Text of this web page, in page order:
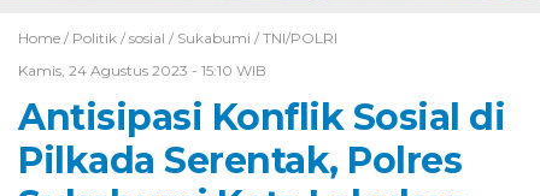
Home / Politik / sosial / Sukabumi / TNI/POLRI
Kamis, 24 Agustus 2023 - 15:10 WIB
Antisipasi Konflik Sosial di
Pilkada Serentak, Polres